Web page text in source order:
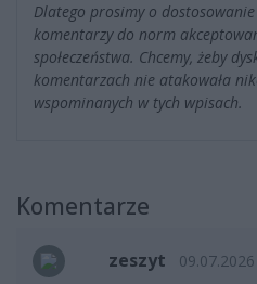
Dlatego prosimy o
komentarzy do norm
społeczeństwa. Chcemy, żeby
komentarzach nie atakowała
wspominanych w tych wpisach.
Komentarze
zeszyt